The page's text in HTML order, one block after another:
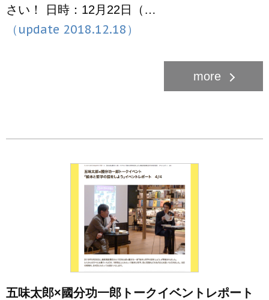
さい！ 日時：12月22日（…
（update 2018.12.18）
五味太郎×國分功一郎トークイベントレポート